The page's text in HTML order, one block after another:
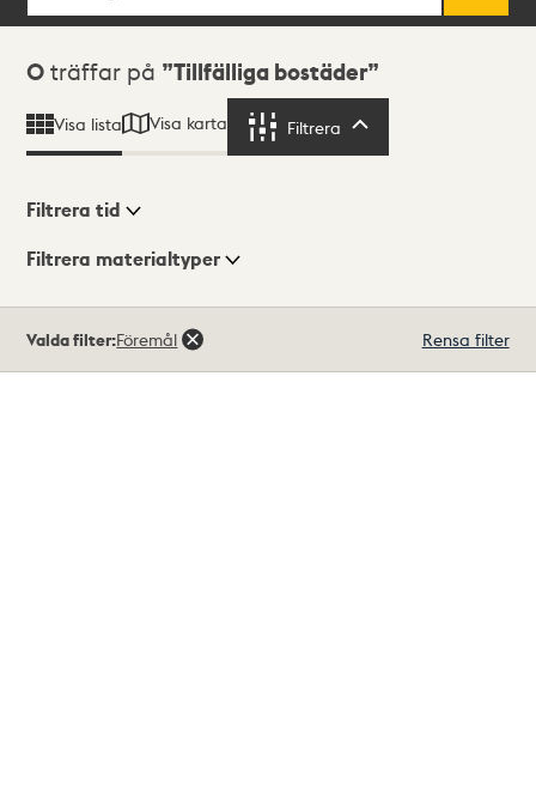
Sökresultat
0 träffar på Tillfälliga bostäder
Visa lista Visa karta Filtrera
Visningsläge
Filtrera tid
Filtrera materialtyper
träffar
Valda filter:Föremål Rensa filter